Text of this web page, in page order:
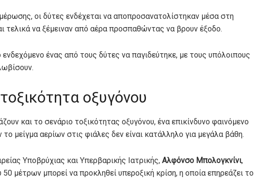
οι δύτες ενδέχεται να αποπροσανατολίστηκαν μέσα στη
τελικά να ξέμειναν από αέρα προσπαθώντας να βρουν έξοδο.
ένας από τους δύτες να παγιδεύτηκε, με τους υπόλοιπους
οξυγόνου
και το σενάριο τοξικότητας οξυγόνου, ένα επικίνδυνο φαινόμενο
μείγμα αερίων στις φιάλες δεν είναι κατάλληλο για μεγάλα βάθη.
Υποβρύχιας και Υπερβαρικής Ιατρικής, Αλφόνσο Μπολογκνίνι,
μέτρων μπορεί να προκληθεί υπεροξική κρίση, η οποία επηρεάζει το